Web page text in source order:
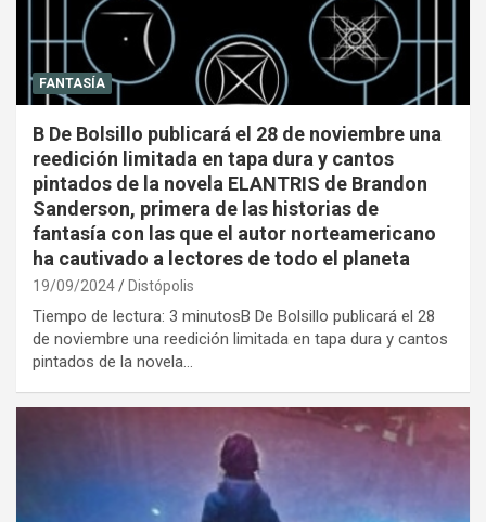
FANTASÍA
B De Bolsillo publicará el 28 de noviembre una
reedición limitada en tapa dura y cantos
pintados de la novela ELANTRIS de Brandon
Sanderson, primera de las historias de
fantasía con las que el autor norteamericano
ha cautivado a lectores de todo el planeta
19/09/2024 Distópolis
Tiempo de lectura: 3 minutosB De Bolsillo publicará el 28
de noviembre una reedición limitada en tapa dura y cantos
pintados de la novela…